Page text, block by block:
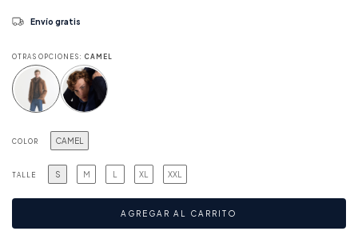
Envío gratis
OTRAS OPCIONES: CAMEL
COLOR CAMEL
TALLE S M XL XXL